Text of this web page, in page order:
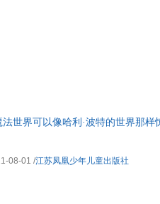
世界可以像哈利·波特的世界那
08-01 /江苏凤凰少年儿童出版社